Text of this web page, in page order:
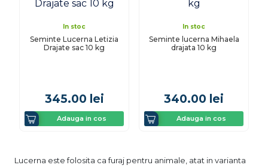
In stoc
Seminte Lucerna Letizia
Drajate sac 10 kg
345.00 lei
Adauga in cos
In stoc
Seminte lucerna Mihaela
drajata 10 kg
340.00 lei
Adauga in cos
Lucerna este folosita ca furaj pentru animale, atat in varianta